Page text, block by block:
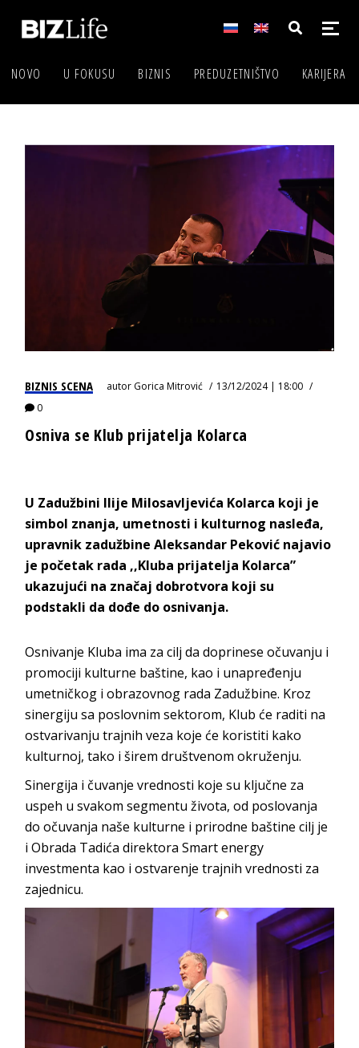
NOVO U FOKUSU BIZNIS PREDUZETNIŠTVO KARIJERA
BIZNIS SCENA autor Gorica Mitrović
13/12/2024 | 18:00
0
Osniva se Klub prijatelja Kolarca
U Zadužbini Ilije Milosavljevića Kolarca koji je
simbol znanja, umetnosti i kulturnog nasleđa,
upravnik zadužbine Aleksandar Peković najavio
je početak rada ,,Kluba prijatelja Kolarca”
ukazujući na značaj dobrotvora koji su
podstakli da dođe do osnivanja.
Osnivanje Kluba ima za cilj da doprinese očuvanju i
promociji kulturne baštine, kao i unapređenju
umetničkog i obrazovnog rada Zadužbine. Kroz
sinergiju sa poslovnim sektorom, Klub će raditi na
ostvarivanju trajnih veza koje će koristiti kako
kulturnoj, tako i širem društvenom okruženju.
Sinergija i čuvanje vrednosti koje su ključne za
uspeh u svakom segmentu života, od poslovanja
do očuvanja naše kulturne i prirodne baštine cilj je
i Obrada Tadića direktora Smart energy
investmenta kao i ostvarenje trajnih vrednosti za
zajednicu.